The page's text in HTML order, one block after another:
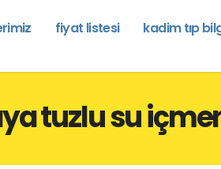
fiyat listesi kadim tıp
tuzlu su